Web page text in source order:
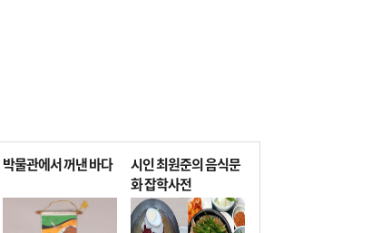
박물관에서 꺼낸 바다
시인 최원준의 음식문
화 잡학사전